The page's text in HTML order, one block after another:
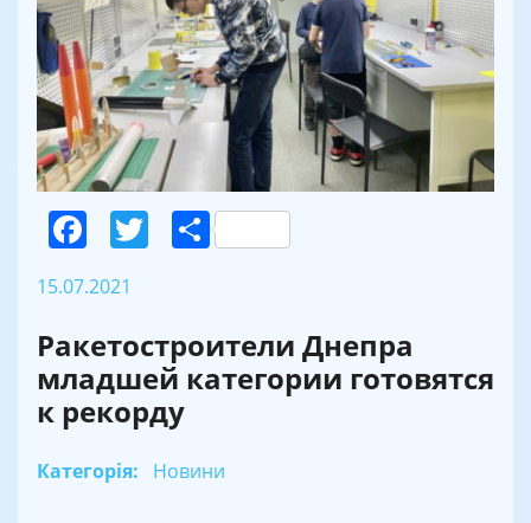
Facebook
Twitter
Поділитися
15.07.2021
Ракетостроители Днепра
младшей категории готовятся
к рекорду
Категорія: Новини